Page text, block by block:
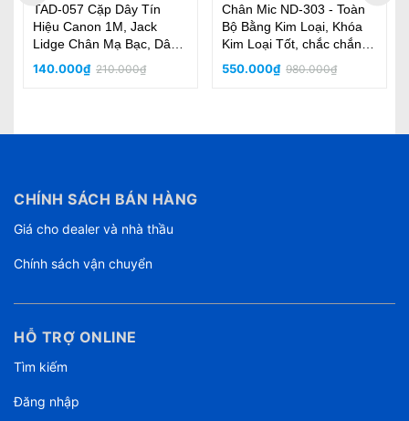
TAD-057 Cặp Dây Tín
Hiệu Canon 1M, Jack
Lidge Chân Mạ Bạc, Dây
Chóng Nhiễu, Siêu Sạch
140.000₫ 210.000₫
Chân Mic ND-303 - Toàn
Bộ Bằng Kim Loại, Khóa
Kim Loại Tốt, chắc chắn,
bền, thân micro đường
kính 2.5cm
550.000₫ 980.000₫
CHÍNH SÁCH BÁN HÀNG
Giá cho dealer và nhà thầu
Chính sách vận chuyển
HỖ TRỢ ONLINE
Tìm kiếm
Đăng nhập